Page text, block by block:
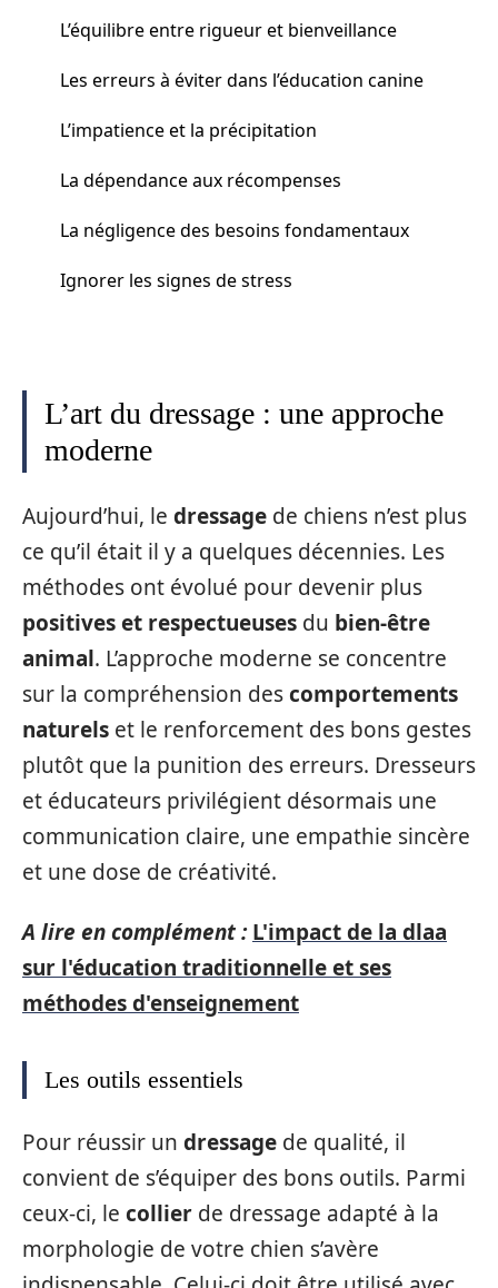
L’équilibre entre rigueur et bienveillance
Les erreurs à éviter dans l’éducation canine
L’impatience et la précipitation
La dépendance aux récompenses
La négligence des besoins fondamentaux
Ignorer les signes de stress
L’art du dressage : une approche
moderne
Aujourd’hui, le dressage de chiens n’est plus
ce qu’il était il y a quelques décennies. Les
méthodes ont évolué pour devenir plus
positives et respectueuses du bien-être
animal. L’approche moderne se concentre
sur la compréhension descomportements
naturels et le renforcement des bons gestes
plutôt que la punition des erreurs. Dresseurs
et éducateurs privilégient désormais une
communication claire, une empathie sincère
et une dose de créativité.
A lire en complément : L'impact de la dlaa
sur l'éducation traditionnelle et ses
méthodes d'enseignement
Les outils essentiels
Pour réussir un dressage de qualité, il
convient de s’équiper des bons outils. Parmi
ceux-ci, le collier de dressage adapté à la
morphologie de votre chien s’avère